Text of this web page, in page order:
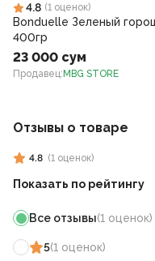
4.8 (1 оценок)
Bonduelle Зеленый
400гр
23 000 сум
Продавец: MBG STORE
Отзывы о товаре
4.8 (1 оценок)
Показать по рейтингу
Все отзывы(1 оценок)
5(1 оценок)